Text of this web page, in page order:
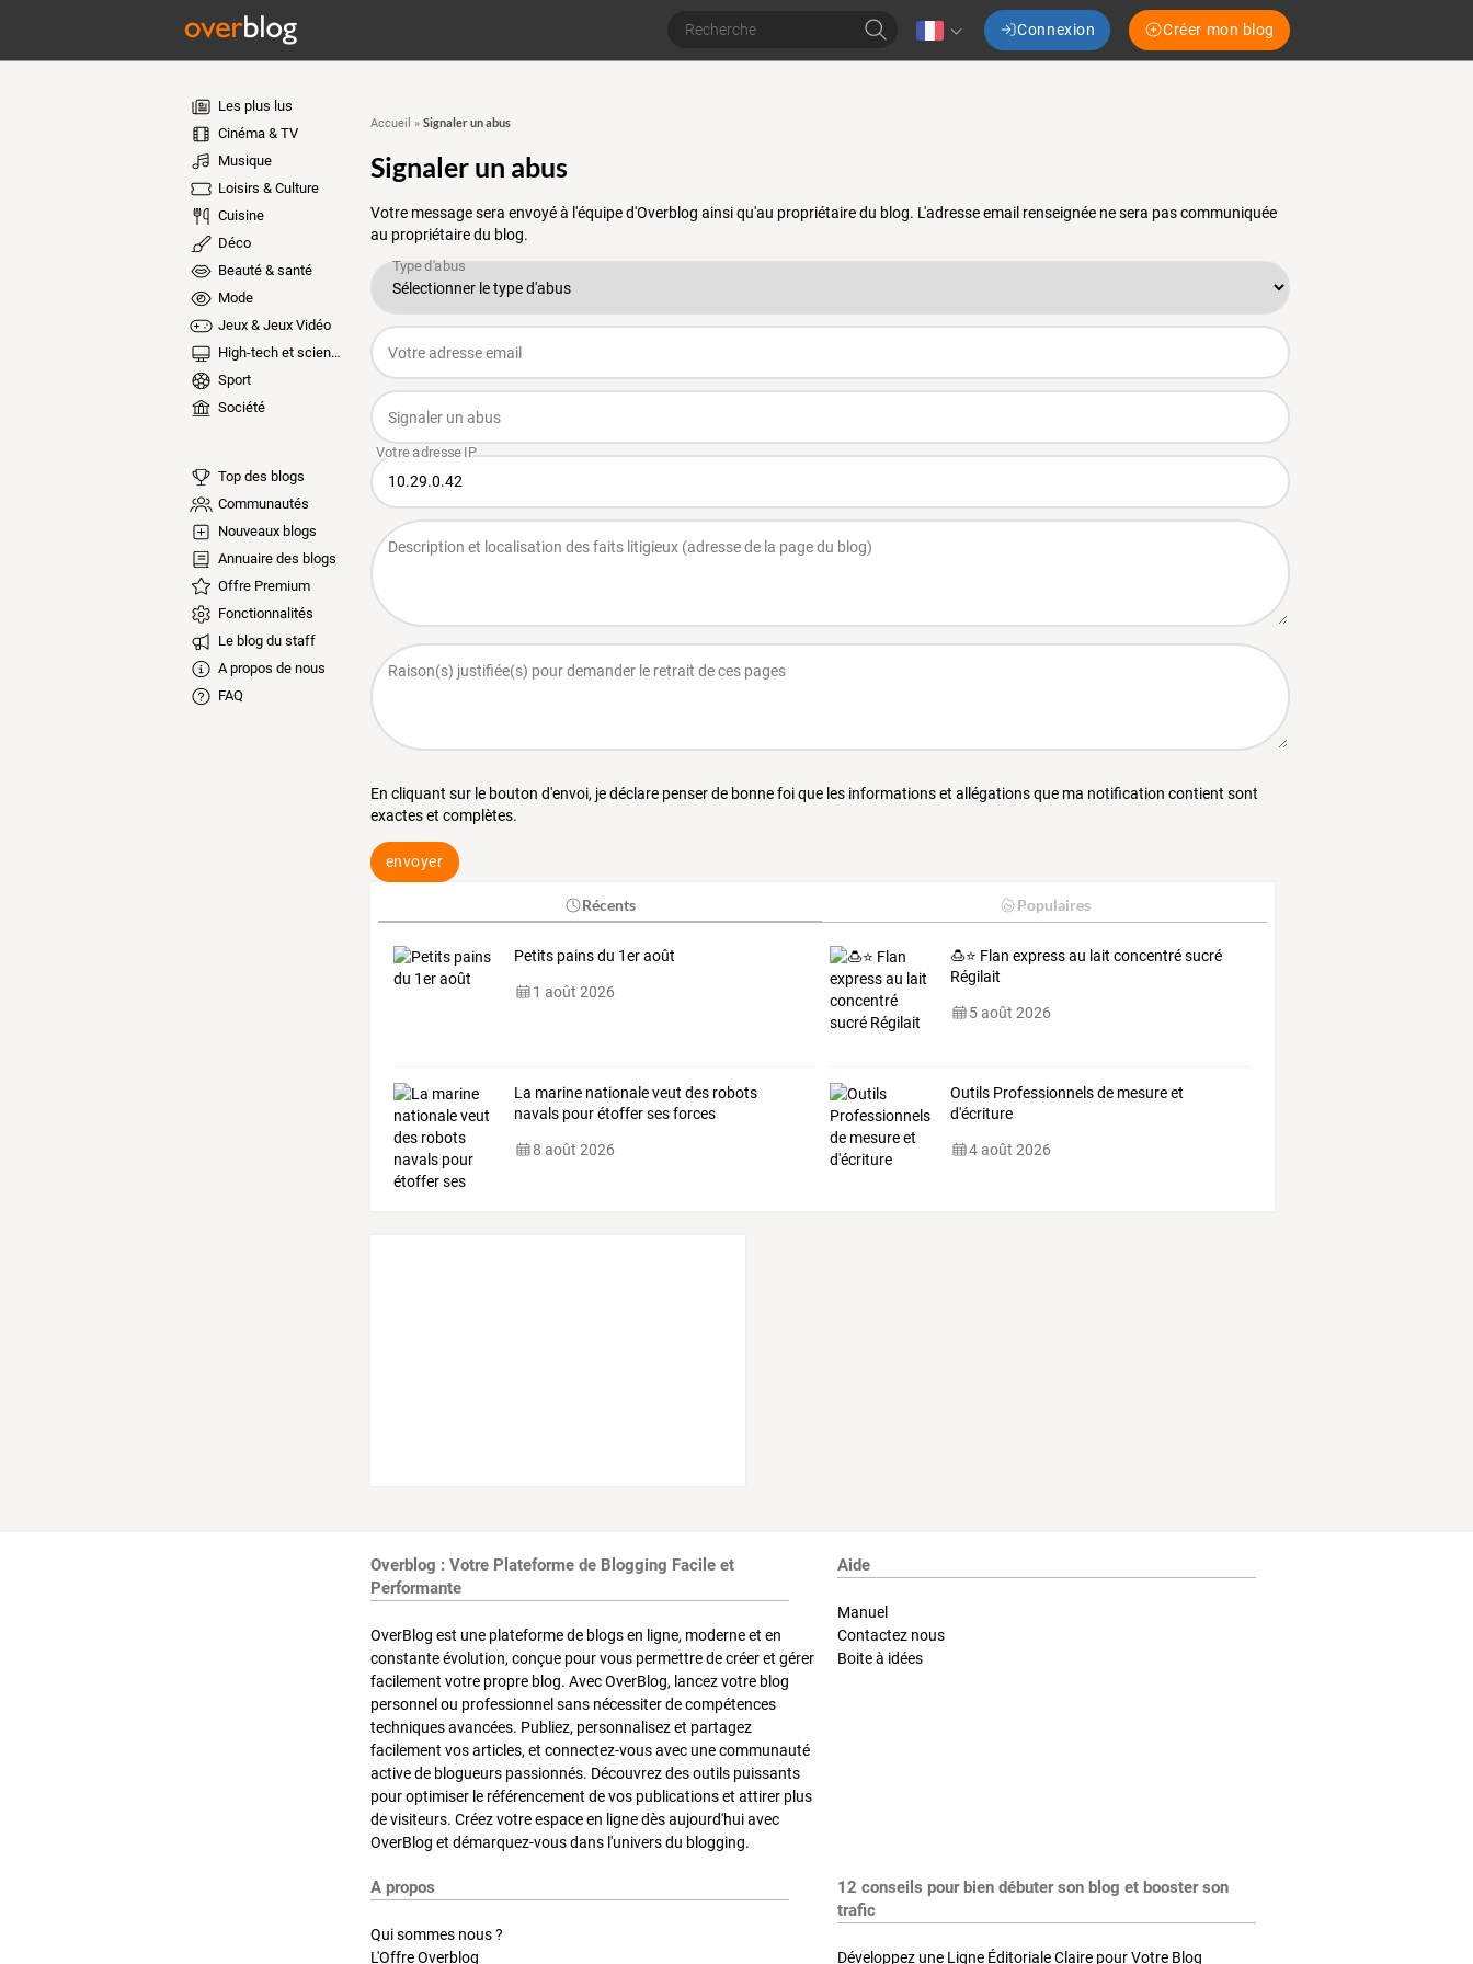
Connexion Créer mon blog
Les plus lus
Cinéma & TV
Musique
Loisirs & Culture
Cuisine
Déco
Beauté & santé
Mode
Jeux & Jeux Vidéo
High-tech et sciences
Sport
Société
Top des blogs
Communautés
Nouveaux blogs
Annuaire des blogs
Offre Premium
Fonctionnalités
Le blog du staff
A propos de nous
FAQ
Accueil » Signaler un abus
Signaler un abus
Votre message sera envoyé à l'équipe d'Overblog ainsi qu'au propriétaire du blog. L'adresse email renseignée ne sera pas communiquée
au propriétaire du blog.
En cliquant sur le bouton d'envoi, je déclare penser de bonne foi que les informations et allégations que ma notification contient sont
exactes et complètes.
envoyer
Récents Populaires
Petits pains du 1er août
1 août 2026
🍮⭐ Flan express au lait concentré sucré
Régilait
5 août 2026
La marine nationale veut des robots
navals pour étoffer ses forces
8 août 2026
Outils Professionnels de mesure et
d'écriture
4 août 2026
Overblog : Votre Plateforme de Blogging Facile et
Performante
OverBlog est une plateforme de blogs en ligne, moderne et en
constante évolution, conçue pour vous permettre de créer et gérer
facilement votre propre blog. Avec OverBlog, lancez votre blog
personnel ou professionnel sans nécessiter de compétences
techniques avancées. Publiez, personnalisez et partagez
facilement vos articles, et connectez-vous avec une communauté
active de blogueurs passionnés. Découvrez des outils puissants
pour optimiser le référencement de vos publications et attirer plus
de visiteurs. Créez votre espace en ligne dès aujourd'hui avec
OverBlog et démarquez-vous dans l'univers du blogging.
Aide
Manuel
Contactez nous
Boite à idées
A propos
Qui sommes nous ?
L'Offre Overblog
12 conseils pour bien débuter son blog et booster son
trafic
Développez une Ligne Éditoriale Claire pour Votre Blog